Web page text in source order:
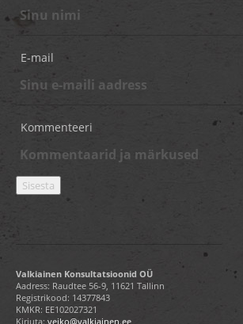
E-mail
Kommenteeri
Valkiainen Konsultatsioonid OÜ
Aadress: Raudtee 56-9, 11621 Tallinn
Registrikood: 14377843
KMKR: EE102027321
Kirjuta: veiko@valkiainen.ee